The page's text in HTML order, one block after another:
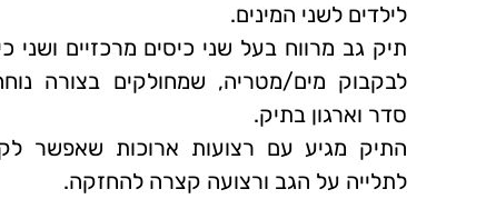
לילדים לשני המינים.
תיק גב מרווח בעל שני כיסים מרכזיים ושני
לבקבוק מים/מטריה, שמחולקים בצורה
סדר וארגון בתיק.
התיק מגיע עם רצועות ארוכות שאפשר
לתלייה על הגב ורצועה קצרה להחזקה.